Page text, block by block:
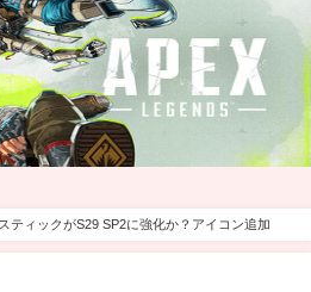
スティックがS29 SP2に強化か？アイコン追加